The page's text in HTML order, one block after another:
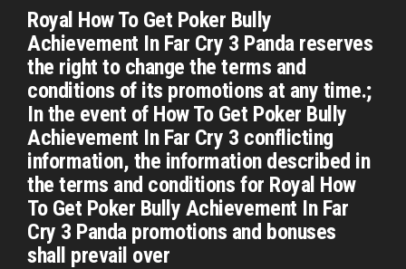
Royal How To Get Poker Bully
Achievement In Far Cry 3 Panda reserves
the right to change the terms and
conditions of its promotions at any time.;
In the event of How To Get Poker Bully
Achievement In Far Cry 3 conflicting
information, the information described in
the terms and conditions for Royal How
To Get Poker Bully Achievement In Far
Cry 3 Panda promotions and bonuses
shall prevail over